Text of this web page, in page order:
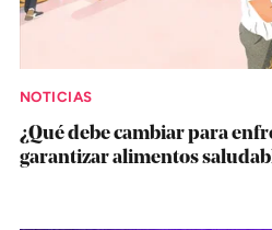
NOTICIAS
¿Qué debe cambiar para
garantizar alimentos